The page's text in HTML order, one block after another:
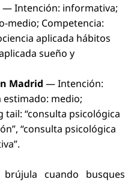
— Intención: informativa;
medio; Competencia:
aplicada hábitos
sueño y
Madrid — Intención:
medio;
tail: “consulta psicológica
“consulta psicológica
cuando busques